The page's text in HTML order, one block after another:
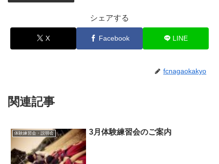
シェアする
X Facebook LINE
fcnagaokakyo
関連記事
体験練習会・説明会 3月体験練習会のご案内